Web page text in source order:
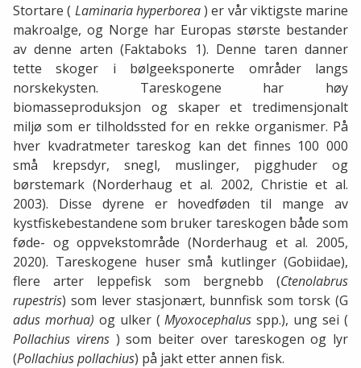
Stortare ( Laminaria hyperborea) er vår viktigste marine
makroalge, og Norge har Europas største bestander
av denne arten (Faktaboks 1). Denne taren danner
tette skoger i bølgeeksponerte områder langs
norskekysten. Tareskogene har høy
biomasseproduksjon og skaper et tredimensjonalt
miljø som er tilholdssted for en rekke organismer. På
hver kvadratmeter tareskog kan det finnes 100 000
små krepsdyr, snegl, muslinger, pigghuder og
børstemark (Norderhaug et al. 2002, Christie et al.
2003). Disse dyrene er hovedføden til mange av
kystfiskebestandene som bruker tareskogen både som
føde- og oppvekstområde (Norderhaug et al. 2005,
2020). Tareskogene huser små kutlinger (Gobiidae),
flere arter leppefisk som bergnebb (Ctenolabrus
rupestris) som lever stasjonært, bunnfisk som torsk (G
adus morhua) og ulker (Myoxocephalus spp.), ung sei (
Pollachius virens) som beiter over tareskogen og lyr
(Pollachius pollachius) på jakt etter annen fisk.